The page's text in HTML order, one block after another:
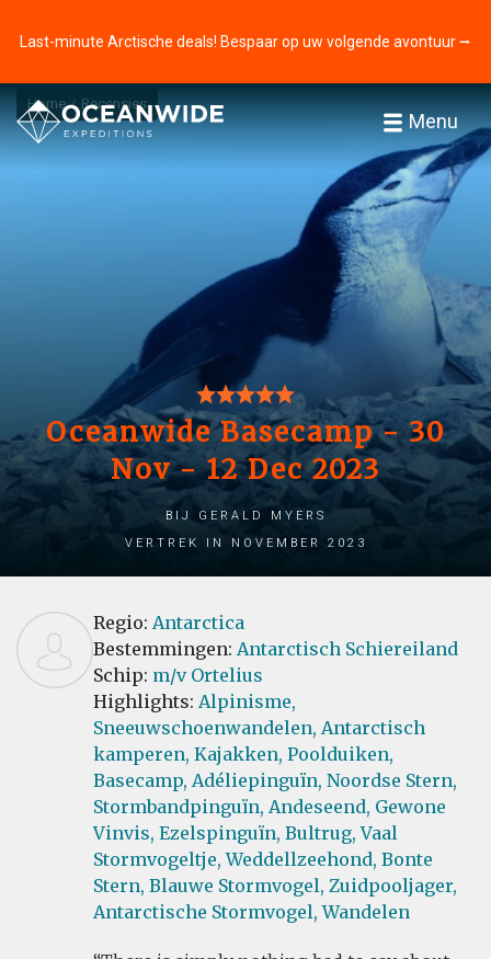
Last-minute Arctische deals! Bespaar op uw volgende avontuur ⭢
Menu
Home Recensies
Oceanwide Basecamp - 30
Nov - 12 Dec 2023
bij Gerald Myers
Vertrek in November 2023
Regio: Antarctica
Bestemmingen: Antarctisch Schiereiland
Schip: m/v Ortelius
Highlights: Alpinisme,
Sneeuwschoenwandelen, Antarctisch
kamperen, Kajakken, Poolduiken,
Basecamp, Adéliepinguïn, Noordse Stern,
Stormbandpinguïn, Andeseend, Gewone
Vinvis, Ezelspinguïn, Bultrug, Vaal
Stormvogeltje, Weddellzeehond, Bonte
Stern, Blauwe Stormvogel, Zuidpooljager,
Antarctische Stormvogel, Wandelen